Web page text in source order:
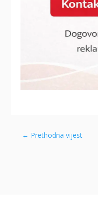
← Prethodna vijest